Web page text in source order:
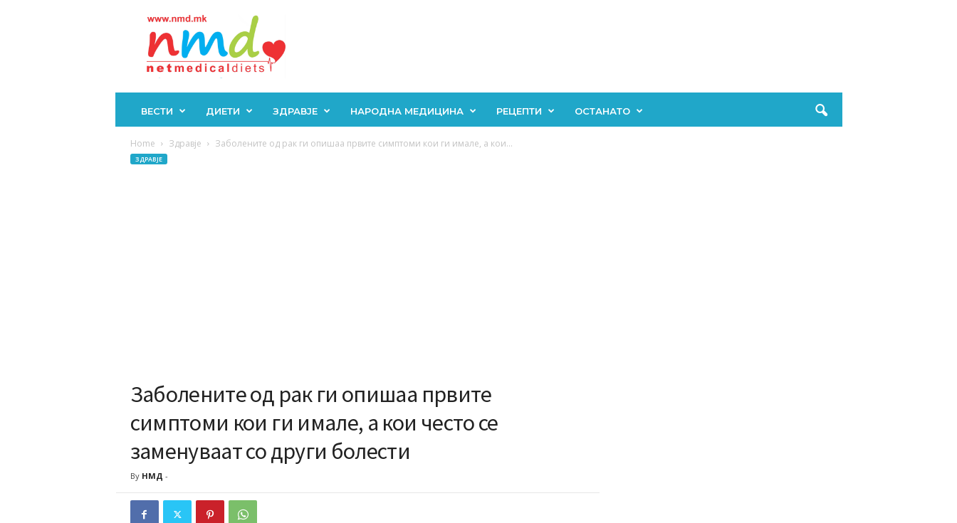
ВЕСТИ ДИЕТИ ЗДРАВЈЕ НАРОДНА МЕДИЦИНА РЕЦЕПТИ ОСТАНАТО
Home Здравје Заболените од рак ги опишаа првите симптоми кои ги имале, а кои...
ЗДРАВЈЕ
Заболените од рак ги опишаа првите
симптоми кои ги имале, а кои често се
заменуваат со други болести
By НМД -